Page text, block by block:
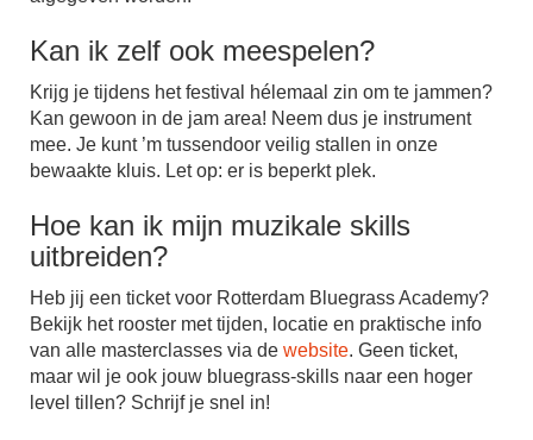
Kan ik zelf ook meespelen?
Krijg je tijdens het festival hélemaal zin om te jammen?
Kan gewoon in de jam area! Neem dus je instrument
mee. Je kunt ’m tussendoor veilig stallen in onze
bewaakte kluis. Let op: er is beperkt plek.
Hoe kan ik mijn muzikale skills
uitbreiden?
Heb jij een ticket voor Rotterdam Bluegrass Academy?
Bekijk het rooster met tijden, locatie en praktische info
van alle masterclasses via de website. Geen ticket,
maar wil je ook jouw bluegrass-skills naar een hoger
level tillen? Schrijf je snel in!